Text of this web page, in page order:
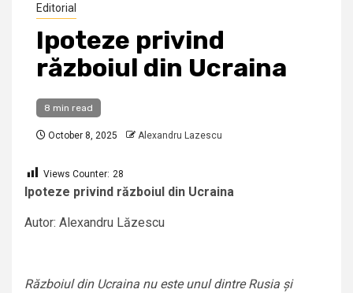
Editorial
Ipoteze privind
războiul din Ucraina
8 min read
October 8, 2025 Alexandru Lazescu
Views Counter: 28
Ipoteze privind războiul din Ucraina
Autor: Alexandru Lăzescu
Războiul din Ucraina nu este unul dintre Rusia și